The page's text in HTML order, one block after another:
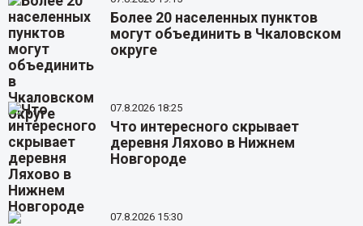
Более 20 населенных пунктов
могут объединить в Чкаловском
округе
07.8.2026 18:25
Что интересного скрывает
деревня Ляхово в Нижнем
Новгороде
07.8.2026 15:30